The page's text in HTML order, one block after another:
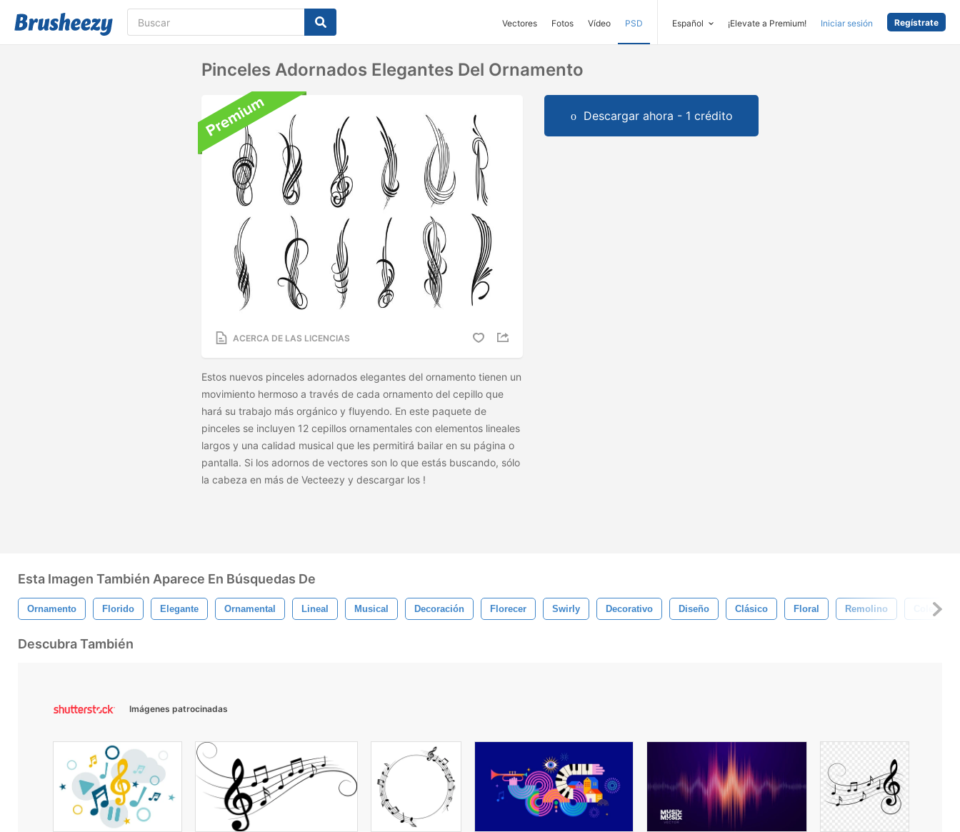
Vectores Fotos Vídeo PSD Español ¡Elevate a Premium! Iniciar sesión Regístrate
Pinceles Adornados Elegantes Del Ornamento
ACERCA DE LAS LICENCIAS
Estos nuevos pinceles adornados elegantes del ornamento tienen un
movimiento hermoso a través de cada ornamento del cepillo que
hará su trabajo más orgánico y fluyendo. En este paquete de
pinceles se incluyen 12 cepillos ornamentales con elementos lineales
largos y una calidad musical que les permitirá bailar en su página o
pantalla. Si los adornos de vectores son lo que estás buscando, sólo
la cabeza en más de Vecteezy y descargar los !
Descargar ahora - 1 crédito
Esta Imagen También Aparece En Búsquedas De
Ornamento Florido Elegante Ornamental Lineal Musical Decoración Florecer Swirly Decorativo Diseño Clásico Floral Remolino Colección
Descubra También
Imágenes patrocinadas